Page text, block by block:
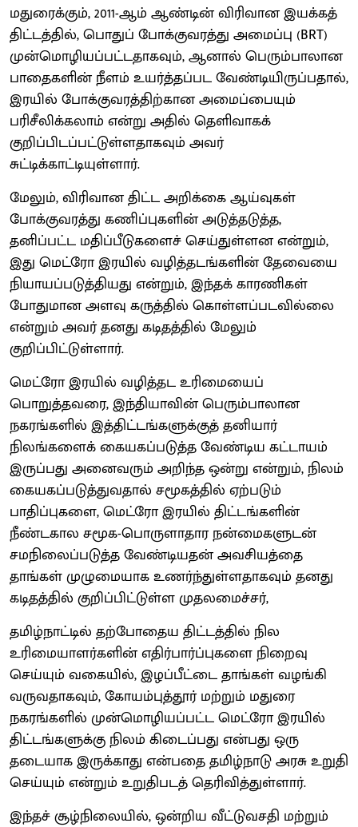
மதுரைக்கும், 2011-ஆம் ஆண்டின் விரிவான இயக்கத்
திட்டத்தில், பொதுப் போக்குவரத்து அமைப்பு (BRT)
முன்மொழியப்பட்டதாகவும், ஆனால் பெரும்பாலான
பாதைகளின் நீளம் உயர்த்தப்பட வேண்டியிருப்பதால்,
இரயில் போக்குவரத்திற்கான அமைப்பையும்
பரிசீலிக்கலாம் என்று அதில் தெளிவாகக்
குறிப்பிடப்பட்டுள்ளதாகவும் அவர்
சுட்டிக்காட்டியுள்ளார்.
மேலும், விரிவான திட்ட அறிக்கை ஆய்வுகள்
போக்குவரத்து கணிப்புகளின் அடுத்தடுத்த,
தனிப்பட்ட மதிப்பீடுகளைச் செய்துள்ளன என்றும்,
இது மெட்ரோ இரயில் வழித்தடங்களின் தேவையை
நியாயப்படுத்தியது என்றும், இந்தக் காரணிகள்
போதுமான அளவு கருத்தில் கொள்ளப்படவில்லை
என்றும் அவர் தனது கடிதத்தில் மேலும்
குறிப்பிட்டுள்ளார்.
மெட்ரோ இரயில் வழித்தட உரிமையைப்
பொறுத்தவரை, இந்தியாவின் பெரும்பாலான
நகரங்களில் இத்திட்டங்களுக்குத் தனியார்
நிலங்களைக் கையகப்படுத்த வேண்டிய கட்டாயம்
இருப்பது அனைவரும் அறிந்த ஒன்று என்றும், நிலம்
கையகப்படுத்துவதால் சமூகத்தில் ஏற்படும்
பாதிப்புகளை, மெட்ரோ இரயில் திட்டங்களின்
நீண்டகால சமூக-பொருளாதார நன்மைகளுடன்
சமநிலைப்படுத்த வேண்டியதன் அவசியத்தை
தாங்கள் முழுமையாக உணர்ந்துள்ளதாகவும் தனது
கடிதத்தில் குறிப்பிட்டுள்ள முதலமைச்சர்,
தமிழ்நாட்டில் தற்போதைய திட்டத்தில் நில
உரிமையாளர்களின் எதிர்பார்ப்புகளை நிறைவு
செய்யும் வகையில், இழப்பீட்டை தாங்கள் வழங்கி
வருவதாகவும், கோயம்புத்தூர் மற்றும் மதுரை
நகரங்களில் முன்மொழியப்பட்ட மெட்ரோ இரயில்
திட்டங்களுக்கு நிலம் கிடைப்பது என்பது ஒரு
தடையாக இருக்காது என்பதை தமிழ்நாடு அரசு உறுதி
செய்யும் என்றும் உறுதிபடத் தெரிவித்துள்ளார்.
இந்தச் சூழ்நிலையில், ஒன்றிய வீட்டுவசதி மற்றும்